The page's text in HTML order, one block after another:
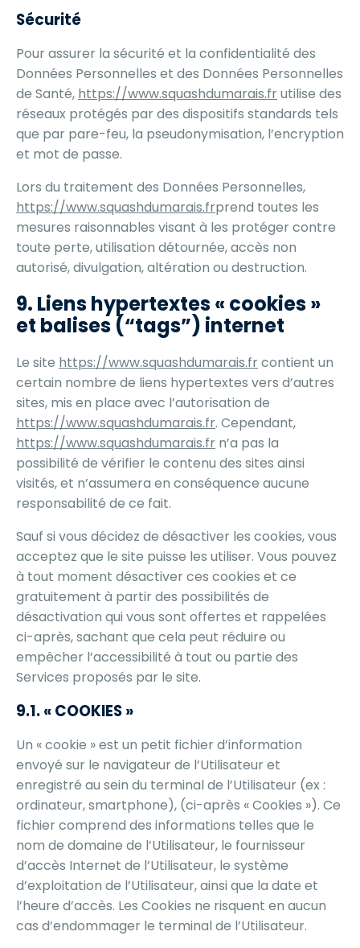
Sécurité
Pour assurer la sécurité et la confidentialité des
Données Personnelles et des Données Personnelles
de Santé, https://www.squashdumarais.frutilise des
réseaux protégés par des dispositifs standards tels
que par pare-feu, la pseudonymisation, l’encryption
et mot de passe.
Lors du traitement des Données Personnelles,
https://www.squashdumarais.frprend toutes les
mesures raisonnables visant à les protéger contre
toute perte, utilisation détournée, accès non
autorisé, divulgation, altération ou destruction.
9. Liens hypertextes « cookies »
et balises (“tags”) internet
Le site https://www.squashdumarais.frcontient un
certain nombre de liens hypertextes vers d’autres
sites, mis en place avec l’autorisation de
https://www.squashdumarais.fr. Cependant,
https://www.squashdumarais.fr n’a pas la
possibilité de vérifier le contenu des sites ainsi
visités, et n’assumera en conséquence aucune
responsabilité de ce fait.
Sauf si vous décidez de désactiver les cookies, vous
acceptez que le site puisse les utiliser. Vous pouvez
à tout moment désactiver ces cookies et ce
gratuitement à partir des possibilités de
désactivation qui vous sont offertes et rappelées
ci-après, sachant que cela peut réduire ou
empêcher l’accessibilité à tout ou partie des
Services proposés par le site.
9.1. « COOKIES »
Un « cookie » est un petit fichier d’information
envoyé sur le navigateur de l’Utilisateur et
enregistré au sein du terminal de l’Utilisateur (ex :
ordinateur, smartphone), (ci-après « Cookies »). Ce
fichier comprend des informations telles que le
nom de domaine de l’Utilisateur, le fournisseur
d’accès Internet de l’Utilisateur, le système
d’exploitation de l’Utilisateur, ainsi que la date et
l’heure d’accès. Les Cookies ne risquent en aucun
cas d’endommager le terminal de l’Utilisateur.